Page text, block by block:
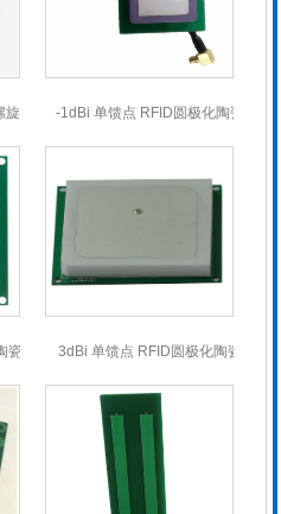
天线
-1dBi 单馈点 RFID圆极化陶瓷天线
天线
3dBi 单馈点 RFID圆极化陶瓷天线